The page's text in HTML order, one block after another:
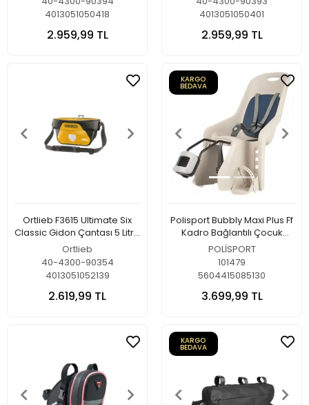
4013051050418
2.959,99 TL
4013051050401
2.959,99 TL
Ortlieb F3615 Ultimate Six
Classic Gidon Çantası 5 Litre
Sarı-Siyah
Ortlieb
40-4300-90354
4013051052139
2.619,99 TL
KARGO
BEDAVA
Polisport Bubbly Maxi Plus Ff
Kadro Bağlantılı Çocuk
Taşıyıcı Krem-Mavi
POLİSPORT
101479
5604415085130
3.699,99 TL
KARGO
BEDAVA